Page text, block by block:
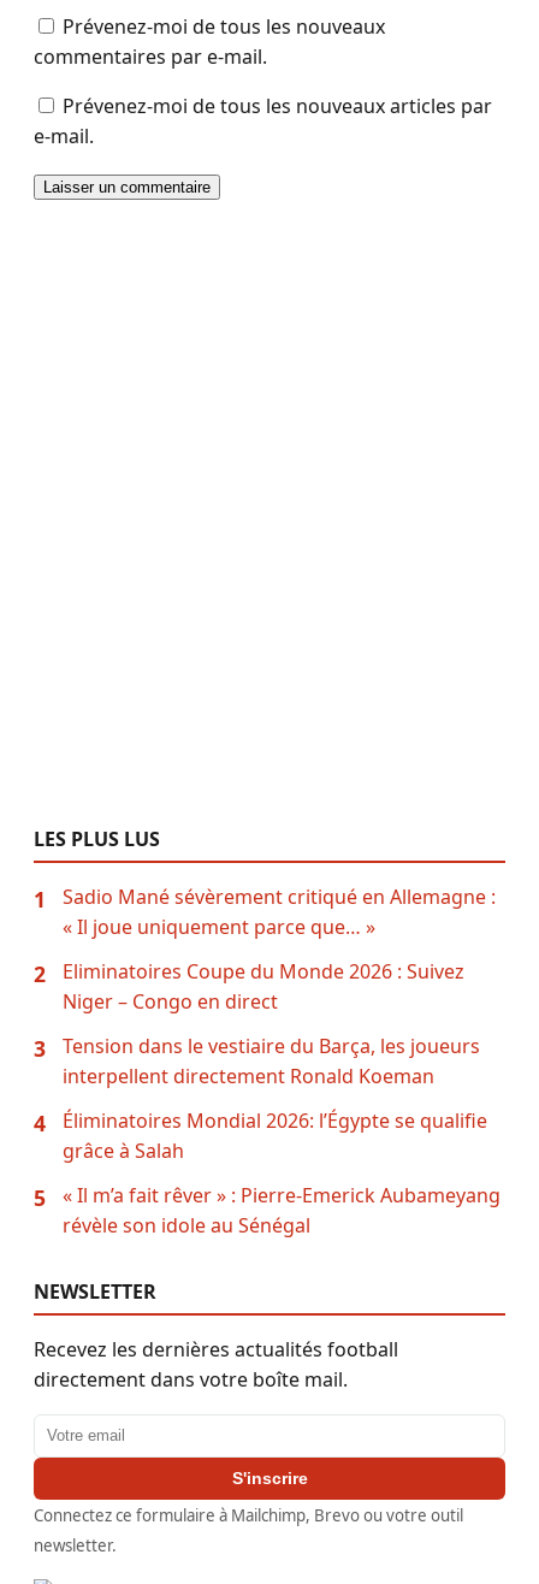
Prévenez-moi de tous les nouveaux
commentaires par e-mail.
Prévenez-moi de tous les nouveaux articles par
e-mail.
LES PLUS LUS
1
Sadio Mané sévèrement critiqué en Allemagne :
« Il joue uniquement parce que… »
2
Eliminatoires Coupe du Monde 2026 : Suivez
Niger – Congo en direct
3
Tension dans le vestiaire du Barça, les joueurs
interpellent directement Ronald Koeman
4
Éliminatoires Mondial 2026: l’Égypte se qualifie
grâce à Salah
5
« Il m’a fait rêver » : Pierre-Emerick Aubameyang
révèle son idole au Sénégal
NEWSLETTER
Recevez les dernières actualités football
directement dans votre boîte mail.
Adresse email
S'inscrire
Connectez ce formulaire à Mailchimp, Brevo ou votre outil
newsletter.